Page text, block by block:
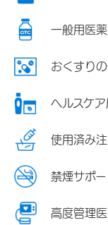
一般用医
おくすり
ヘルスケ
使用済み
禁煙サポー
高度管理